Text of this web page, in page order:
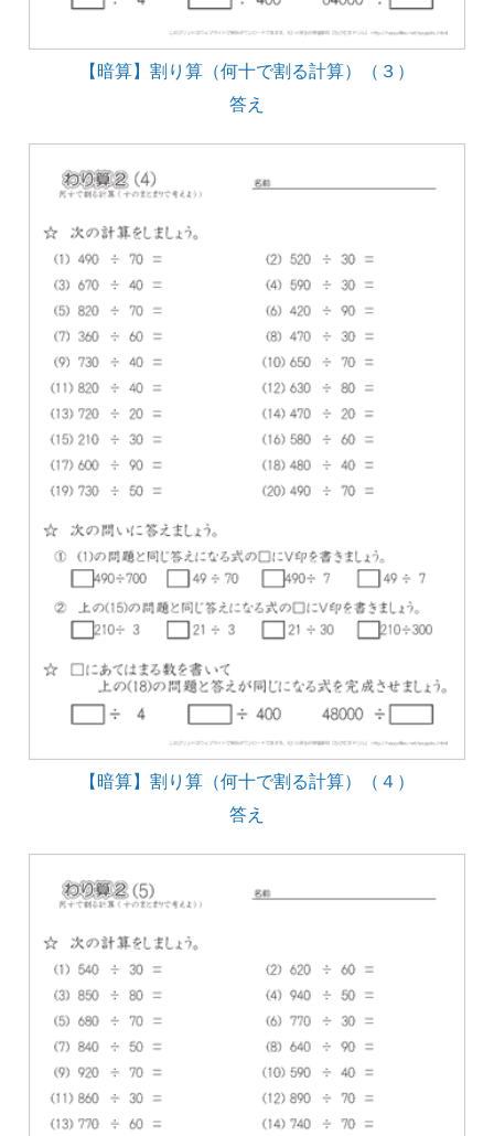
【暗算】割り算（何十で割る計算）（３）
答え
【暗算】割り算（何十で割る計算）（４）
答え